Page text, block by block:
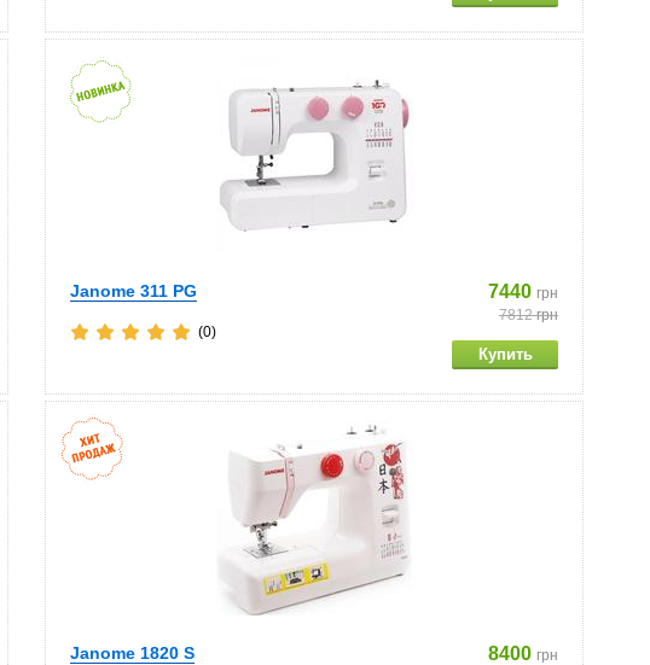
Janome 311 PG 7440 грн
7812грн
(0)
Janome 1820 S 8400 грн